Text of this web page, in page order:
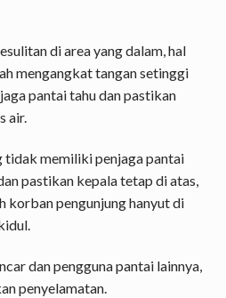
di area yang dalam, hal
mengangkat tangan setinggi
pantai tahu dan pastikan
air.
tidak memiliki penjaga pantai
pastikan kepala tetap di atas,
korban pengunjung hanyut di
dan pengguna pantai lainnya,
penyelamatan.